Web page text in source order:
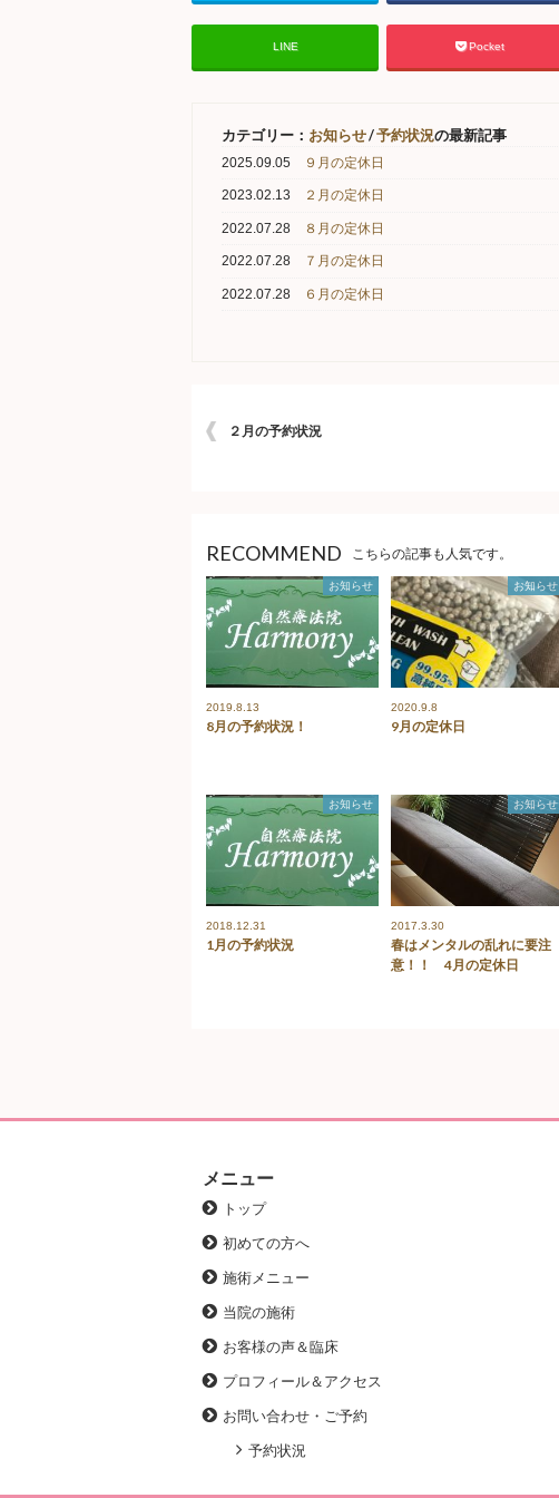
LINE Pocket
カテゴリー： お知らせ/予約状況の最新記事
2025.09.05 ９月の定休日
2023.02.13 ２月の定休日
2022.07.28 ８月の定休日
2022.07.28 ７月の定休日
2022.07.28 ６月の定休日
２月の予約状況
RECOMMEND こちらの記事も人気です。
お知らせ
2019.8.13
8月の予約状況！
お知らせ
2020.9.8
9月の定休日
お知らせ
2018.12.31
1月の予約状況
お知らせ
2017.3.30
春はメンタルの乱れに要注
意！！ 4月の定休日
メニュー
トップ
初めての方へ
施術メニュー
当院の施術
お客様の声＆臨床
プロフィール＆アクセス
お問い合わせ・ご予約
予約状況